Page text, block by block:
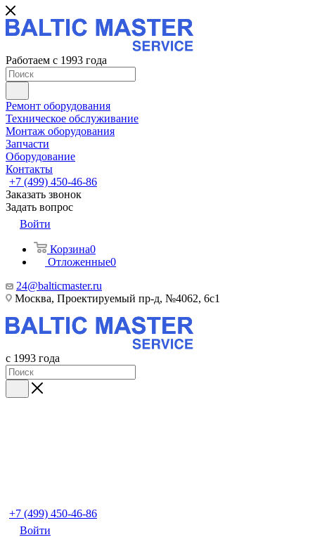
Работаем с 1993 года
Ремонт оборудования
Техническое обслуживание
Монтаж оборудования
Запчасти
Оборудование
Контакты
+7 (499) 450-46-86
Заказать звонок
Задать вопрос
Войти
Корзина0
Отложенные0
24@balticmaster.ru
Москва, Проектируемый пр-д, №4062, 6с1
с 1993 года
+7 (499) 450-46-86
Войти